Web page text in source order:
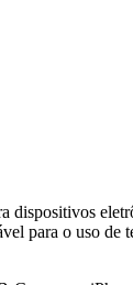
para o uso